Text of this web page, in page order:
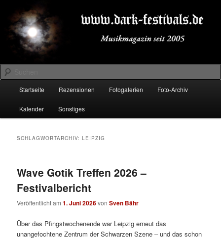
primären
Inhalt
springen
sekundären
Inhalt
springenDARK-FESTIVALS.DE
Suchen
Startseite Rezensionen Fotogalerien Foto-Archiv
Kalender Sonstiges
SCHLAGWORTARCHIV:LEIPZIG
Wave Gotik Treffen 2026 –
Festivalbericht
Veröffentlicht am1. Juni 2026vonSven Bähr
Über das Pfingstwochenende war Leipzig erneut das
unangefochtene Zentrum der Schwarzen Szene – und das schon